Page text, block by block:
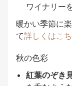
ワイナリー
暖かい季節に
て詳しくはこち
秋の色彩
紅葉のぞき